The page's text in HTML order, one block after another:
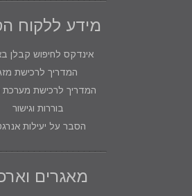
מידע ללקוח
אינדקס לחיפוש קבלן
המדריך לרכישת
המדריך לרכישת מערכת
בוררות וגישור
הסבר על יעילות
מאגרים